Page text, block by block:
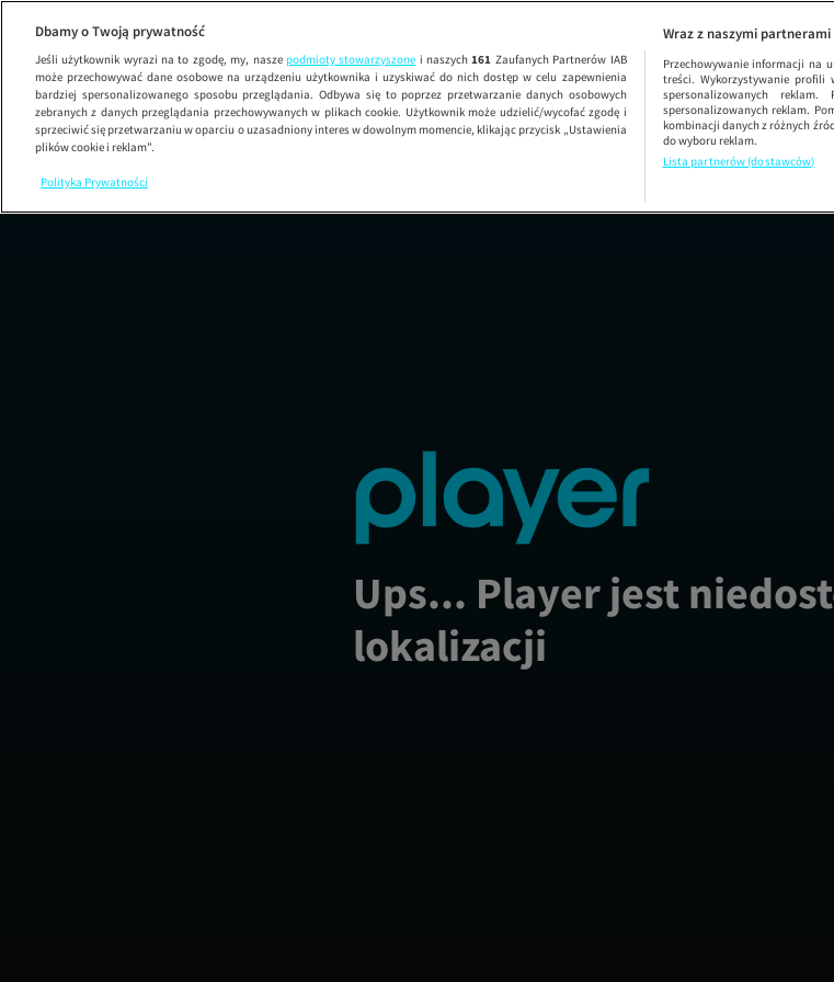
Ups... Player jest
lokalizacji
Dbamy o Twoją prywatność
Jeśli użytkownik wyrazi na to zgodę, my, nasze podmioty stowarzyszone i naszych161 Zaufanych Partnerów IAB
może przechowywać dane osobowe na urządzeniu użytkownika i uzyskiwać do nich dostęp w celu zapewnienia
bardziej spersonalizowanego sposobu przeglądania. Odbywa się to poprzez przetwarzanie danych osobowych
zebranych z danych przeglądania przechowywanych w plikach cookie. Użytkownik może udzielić/wycofać zgodę i
sprzeciwić się przetwarzaniu w oparciu o uzasadniony interes w dowolnym momencie, klikając przycisk „Ustawienia
plików cookie i reklam”.
Polityka Prywatności
Wraz z naszymi
Przechowywanie informacji na
treści. Wykorzystywanie
spersonalizowanych
spersonalizowanych reklam.
kombinacji danych z różnych
do wyboru reklam.
Lista partnerów (dostawców)